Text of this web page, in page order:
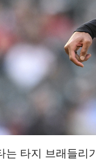
는 타지 브래들리